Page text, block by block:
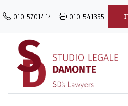
al
contenuto
principale
010 5701414 010 541355